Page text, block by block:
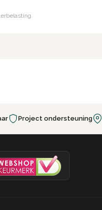
Project ondersteuning